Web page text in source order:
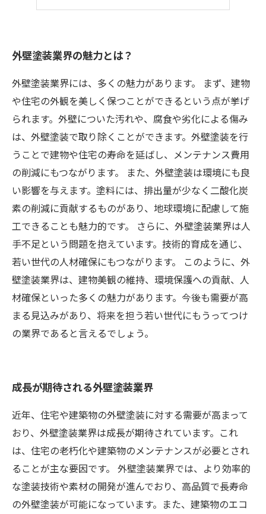
外壁塗装業界の魅力とは？
外壁塗装業界には、多くの魅力があります。 まず、建物
や住宅の外観を美しく保つことができるという点が挙げ
られます。外壁についた汚れや、腐食や劣化による傷み
は、外壁塗装で取り除くことができます。外壁塗装を行
うことで建物や住宅の寿命を延ばし、メンテナンス費用
の削減にもつながります。 また、外壁塗装は環境にも良
い影響を与えます。塗料には、排出量が少なく二酸化炭
素の削減に貢献するものがあり、地球環境に配慮して施
工できることも魅力的です。 さらに、外壁塗装業界は人
手不足という問題を抱えています。技術的育成を通じ、
若い世代の人材確保にもつながります。 このように、外
壁塗装業界は、建物美観の維持、環境保護への貢献、人
材確保といった多くの魅力があります。今後も需要が高
まる見込みがあり、将来を担う若い世代にもうってつけ
の業界であると言えるでしょう。
成長が期待される外壁塗装業界
近年、住宅や建築物の外壁塗装に対する需要が高まって
おり、外壁塗装業界は成長が期待されています。これ
は、住宅の老朽化や建築物のメンテナンスが必要とされ
ることが主な要因です。 外壁塗装業界では、より効率的
な塗装技術や素材の開発が進んでおり、高品質で長寿命
の外壁塗装が可能になっています。また、建築物のエコ